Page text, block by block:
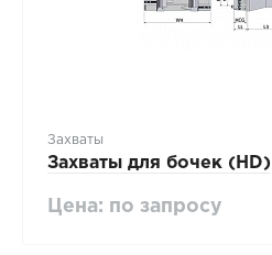
Захваты
Захваты для бочек (HD)
Цена: по запросу